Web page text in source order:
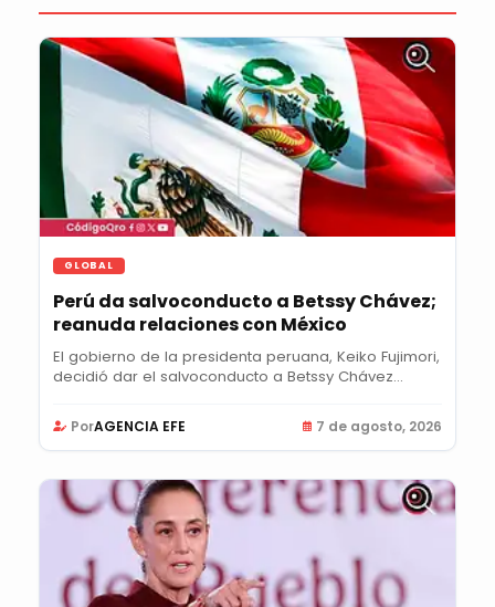
GLOBAL
Perú da salvoconducto a Betssy Chávez;
reanuda relaciones con México
El gobierno de la presidenta peruana, Keiko Fujimori,
decidió dar el salvoconducto a Betssy Chávez...
PorAGENCIA EFE 7 de agosto, 2026